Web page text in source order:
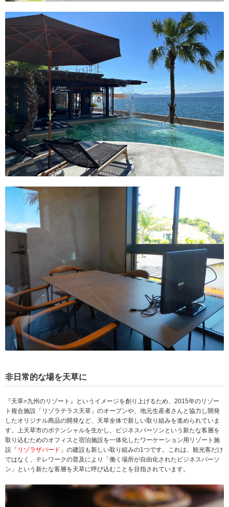
非日常的な場を天草に
『天草=九州のリゾート』というイメージを創り上げるため、2015年のリゾー
ト複合施設「リゾラテラス天草」のオープンや、地元生産者さんと協力し開発
したオリジナル商品の開発など、天草全体で新しい取り組みを進められていま
す。上天草市のポテンシャルを生かし、ビジネスパーソンという新たな客層を
取り込むためのオフィスと宿泊施設を一体化したワーケーション用リゾート施
設「 リゾラザバード 」の建設も新しい取り組みの1つです。これは、観光客だけ
ではなく、テレワークの普及により「働く場所が自由化されたビジネスパーソ
ン」という新たな客層を天草に呼び込むことを目指されています。